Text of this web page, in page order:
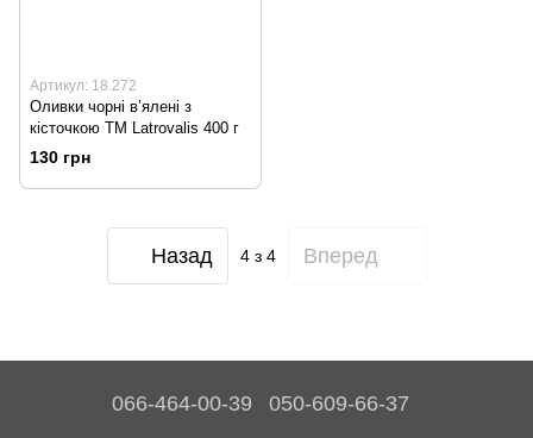
Артикул: 18.272
Оливки чорні в’ялені з
кісточкою TM Latrovalis 400 г
130 грн
Назад 4з 4 Вперед
066-464-00-39 050-609-66-37